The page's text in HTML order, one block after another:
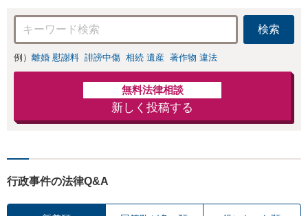
検索
例） 離婚 慰謝料 誹謗中傷 相続 遺産 著作物 違法
無料法律相談
新しく投稿する
行政事件の法律Q&A